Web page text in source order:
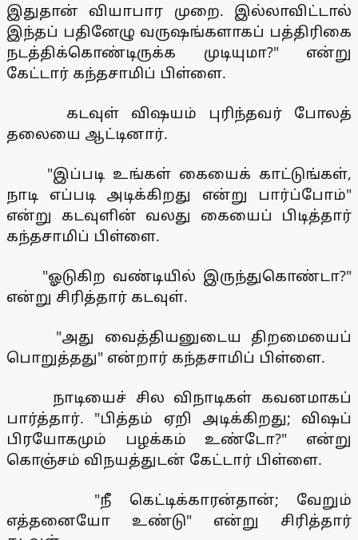
இதுதான் வியாபார முறை. இல்லாவிட்டால்
இந்தப் பதினேழு வருஷங்களாகப் பத்திரிகை
நடத்திக்கொண்டிருக்க முடியுமா?" என்று
கேட்டார் கந்தசாமிப் பிள்ளை.
கடவுள் விஷயம் புரிந்தவர் போலத்
தலையை ஆட்டினார்.
"இப்படி உங்கள் கையைக் காட்டுங்கள்,
நாடி எப்படி அடிக்கிறது என்று பார்ப்போம்"
என்று கடவுளின் வலது கையைப் பிடித்தார்
கந்தசாமிப் பிள்ளை.
"ஓடுகிற வண்டியில் இருந்துகொண்டா?"
என்று சிரித்தார் கடவுள்.
"அது வைத்தியனுடைய திறமையைப்
பொறுத்தது" என்றார் கந்தசாமிப் பிள்ளை.
நாடியைச் சில விநாடிகள் கவனமாகப்
பார்த்தார். "பித்தம் ஏறி அடிக்கிறது; விஷப்
பிரயோகமும் பழக்கம் உண்டோ?" என்று
கொஞ்சம் விநயத்துடன் கேட்டார் பிள்ளை.
"நீ கெட்டிக்காரன்தான்; வேறும்
எத்தனையோ உண்டு" என்று சிரித்தார்